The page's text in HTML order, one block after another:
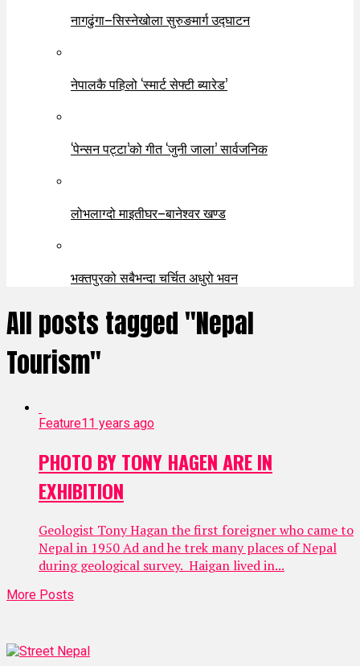
नागढुंगा–सिस्नेखोला सुरुङमार्ग उद्घाटन
नेपालकै पहिलो ‘स्मार्ट सेफ्टी ब्यारेड’
‘पेन्सन पट्टा’को गीत ‘जुनी जाला’ सार्वजनिक
लोभलाग्दो माइतीघर–बानेश्वर खण्ड
भक्तपुरको सबैभन्दा चर्चित अधुरो भवन
All posts tagged "Nepal
Tourism"
Feature11 years ago
PHOTO BY TONY HAGEN ARE IN
EXHIBITION
Geologist Tony Hagan the first foreigner who came to
Nepal in 1950 Ad and he trek many places of Nepal
during geological survey. Haigan lived in...
More Posts